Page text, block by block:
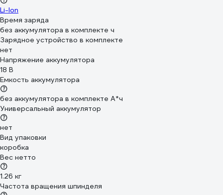
Li-Ion
Время заряда
без аккумулятора в комплекте ч
Зарядное устройство в комплекте
нет
Напряжение аккумулятора
18 В
Емкость аккумулятора
без аккумулятора в комплекте А*ч
Универсальный аккумулятор
нет
Вид упаковки
коробка
Вес нетто
1.26 кг
Частота вращения шпинделя